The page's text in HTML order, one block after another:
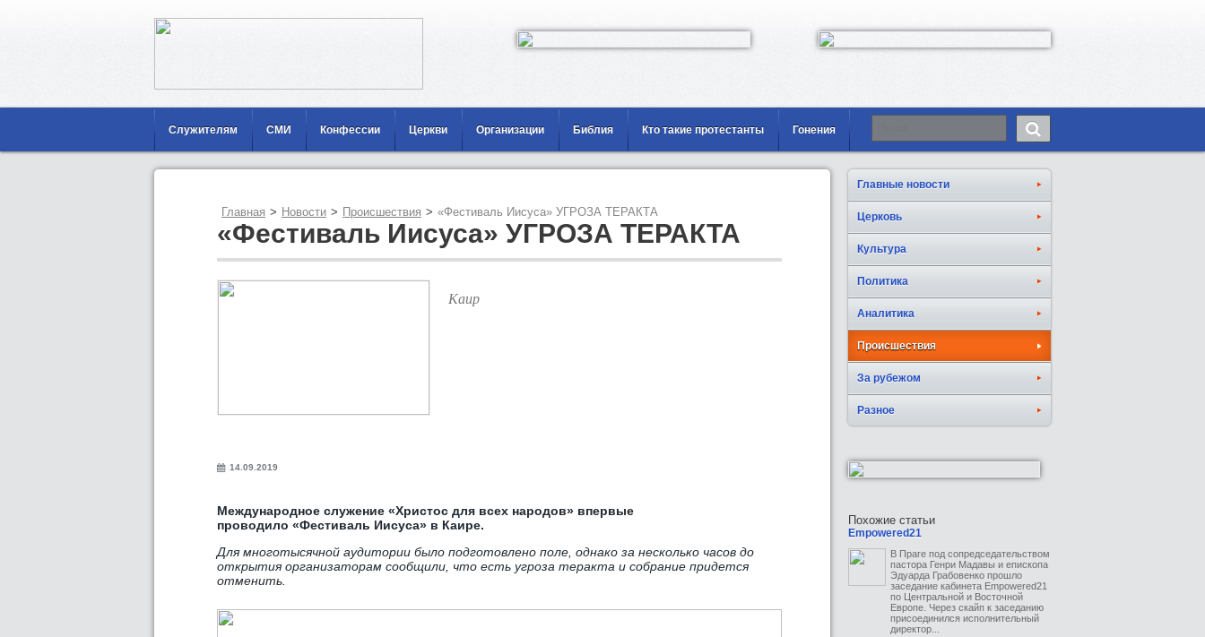
Служителям СМИ Конфессии Церкви Организации Библия Кто такие протестанты Гонения
Главная > Новости > Происшествия > «Фестиваль Иисуса» УГРОЗА ТЕРАКТА
«Фестиваль Иисуса» УГРОЗА ТЕРАКТА
Каир
14.09.2019
Международное служение «Христос для всех народов» впервые
проводило «Фестиваль Иисуса» в Каире.
Для многотысячной аудитории было подготовлено поле, однако за несколько часов до
открытия организаторам сообщили, что есть угроза теракта и собрание придется
отменить.
Главные новости
Церковь
Культура
Политика
Аналитика
Происшествия
За рубежом
Разное
Похожие статьи
Empowered21
В Праге под сопредседательством
пастора Генри Мадавы и епископа
Эдуарда Грабовенко прошло
заседание кабинета Empowered21
по Центральной и Восточной
Европе. Через скайп к заседанию
присоединился исполнительный
директор...